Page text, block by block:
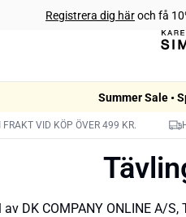
Registrera dig häroch få
Summer Sale •
FRAKT VID KÖP ÖVER 499 KR.
DK COMPANY ONLINE